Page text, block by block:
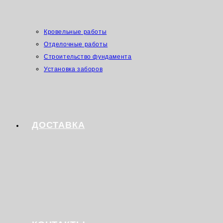
Кровельные работы
Отделочные работы
Строительство фундамента
Установка заборов
ДОСТАВКА